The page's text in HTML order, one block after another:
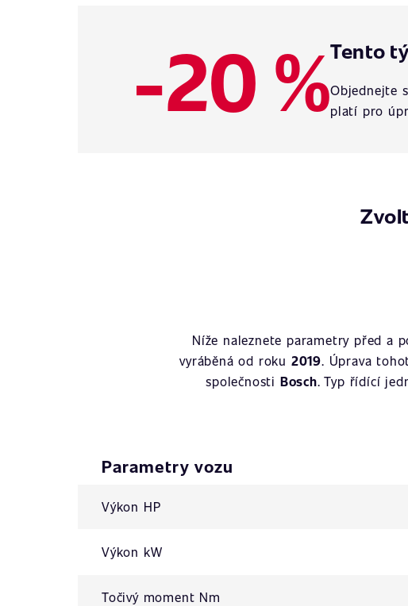
-20 %Tento
Objednejte
platí pro
Níže naleznete parametry před a
vyráběná od roku 2019. Úprava
společnosti Bosch. Typ řídící
Parametry vozu
Výkon HP
Výkon kW
Točivý moment Nm